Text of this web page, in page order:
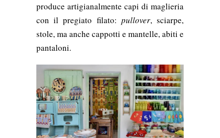
produce artigianalmente capi di maglieria
con il pregiato filato: pullover, sciarpe,
stole, ma anche cappotti e mantelle, abiti e
pantaloni.